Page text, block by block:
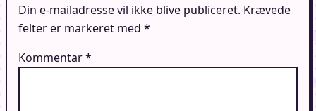
Din e-mailadresse vil ikke blive publiceret. Krævede
felter er markeret med *
Kommentar*